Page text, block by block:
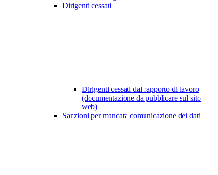
Dirigenti cessati
Dirigenti cessati dal rapporto di lavoro
(documentazione da pubblicare sul sito
web)
Sanzioni per mancata comunicazione dei dati